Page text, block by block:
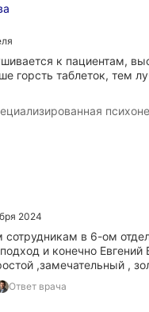
к пациентам,
горсть таблеток, тем
2024
сотрудникам в 6-ом
и конечно
,замечательный ,
Ответ врача